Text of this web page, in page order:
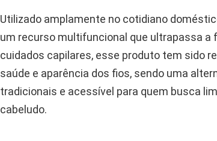
Utilizado amplamente no cotidiano
um recurso multifuncional que ultrapassa a
cuidados capilares, esse produto tem sido
saúde e aparência dos fios, sendo uma
tradicionais e acessível para quem busca
cabeludo.